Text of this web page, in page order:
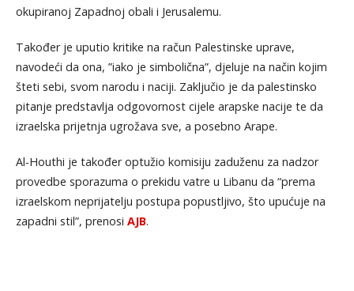
okupiranoj Zapadnoj obali i Jerusalemu.
Također je uputio kritike na račun Palestinske uprave,
navodeći da ona, ”iako je simbolična”, djeluje na način kojim
šteti sebi, svom narodu i naciji. Zaključio je da palestinsko
pitanje predstavlja odgovornost cijele arapske nacije te da
izraelska prijetnja ugrožava sve, a posebno Arape.
Al-Houthi je također optužio komisiju zaduženu za nadzor
provedbe sporazuma o prekidu vatre u Libanu da “prema
izraelskom neprijatelju postupa popustljivo, što upućuje na
zapadni stil”, prenosi AJB.